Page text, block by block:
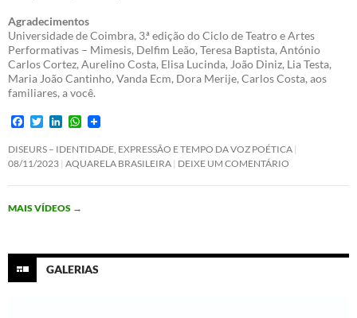
Agradecimentos
Universidade de Coimbra, 3.ª edição do Ciclo de Teatro e Artes
Performativas – Mimesis, Delfim Leão, Teresa Baptista, António
Carlos Cortez, Aurelino Costa, Elisa Lucinda, João Diniz, Lia Testa,
Maria João Cantinho, Vanda Ecm, Dora Merije, Carlos Costa, aos
familiares, a você.
F
c
e
b
o
k
T
i
t
t
e
n
k
e
d
n
W
a
t
s
A
DISEURS – IDENTIDADE, EXPRESSÃO E TEMPO DA VOZ POÉTICA
08/11/2023 AQUARELA BRASILEIRA DEIXE UM COMENTÁRIO
MAIS VÍDEOS →
GALERIAS